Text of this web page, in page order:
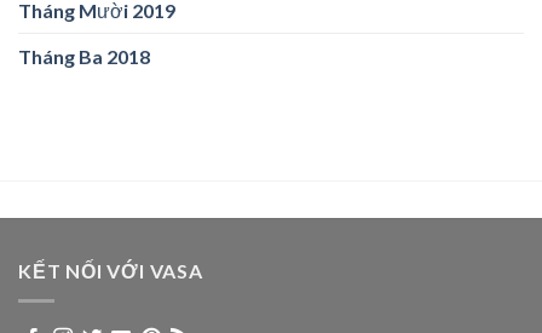
Tháng Mười 2019
Tháng Ba 2018
KẾT NỐI VỚI VASA